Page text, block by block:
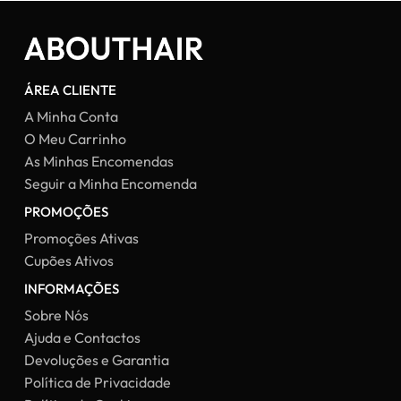
ÁREA CLIENTE
A Minha Conta
O Meu Carrinho
As Minhas Encomendas
Seguir a Minha Encomenda
PROMOÇÕES
Promoções Ativas
Cupões Ativos
INFORMAÇÕES
Sobre Nós
Ajuda e Contactos
Devoluções e Garantia
Política de Privacidade